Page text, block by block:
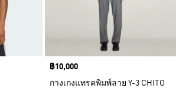
Price
฿10,000
กางเกงแทรคพิมพ์ลาย Y-3 CHITO